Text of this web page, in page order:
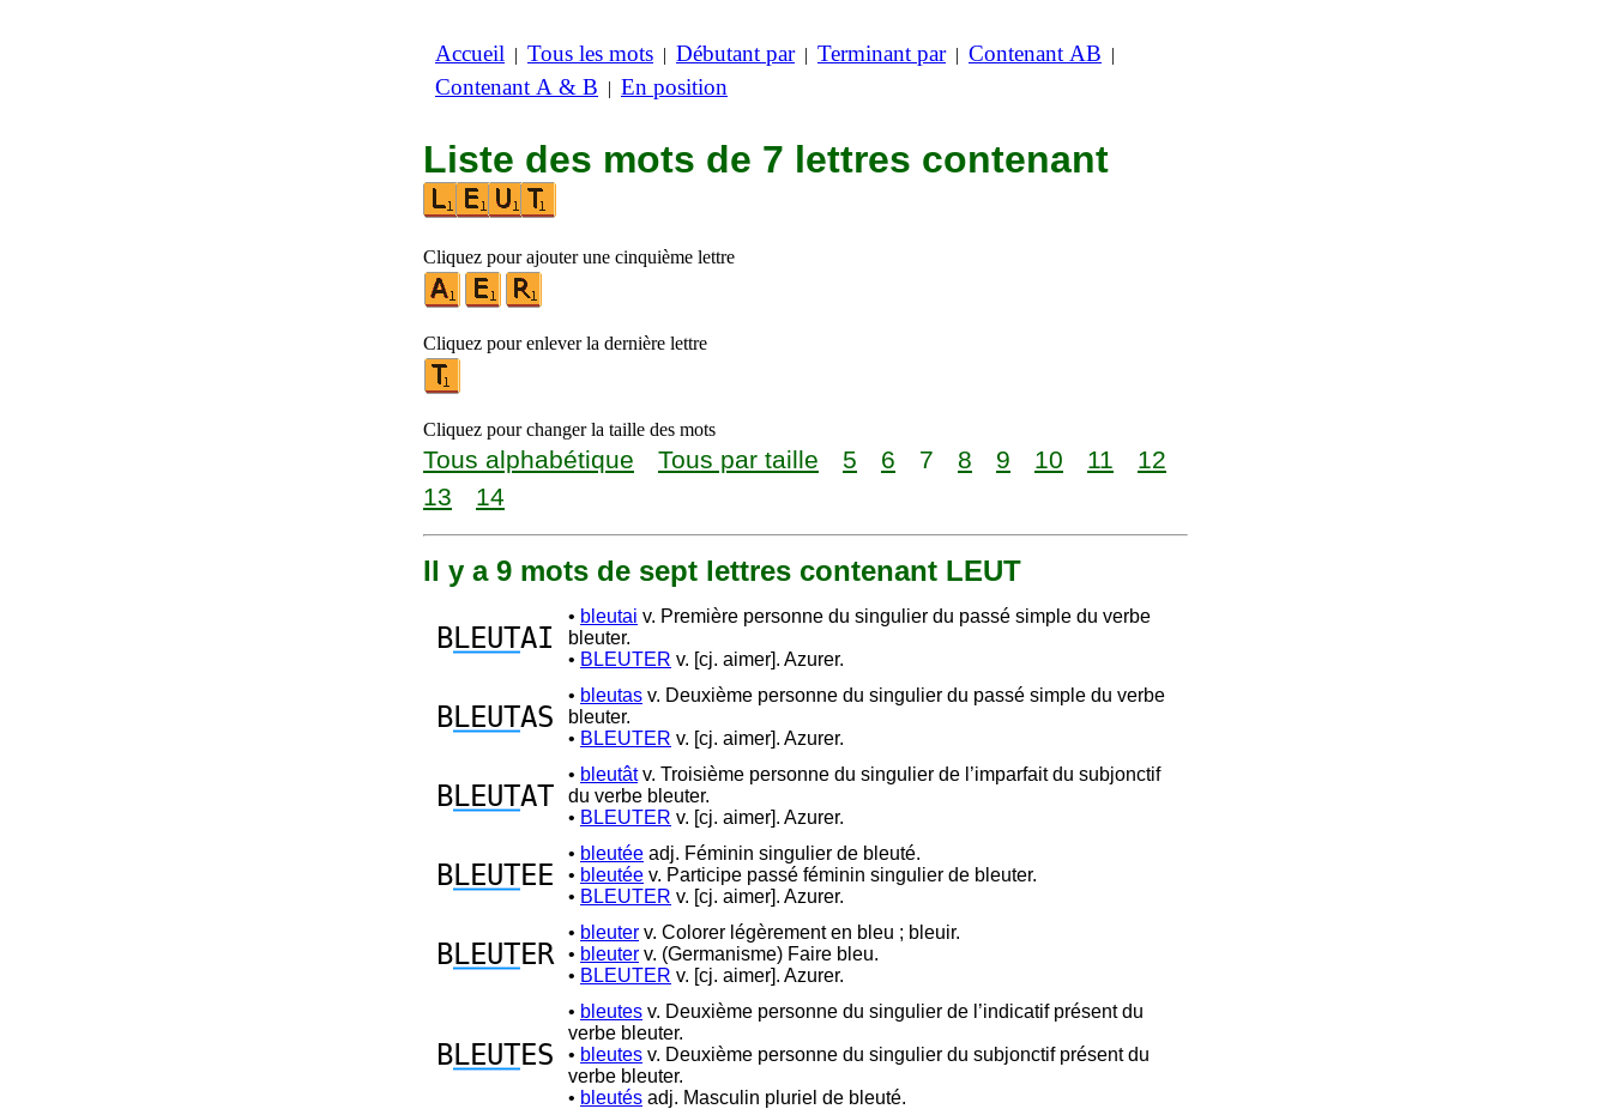
Accueil | Tous les mots | Débutant par| Terminant par| Contenant AB |
Contenant A & B | En position
Liste des mots de 7 lettres contenant
Cliquez pour ajouter une cinquième lettre
Cliquez pour enlever la dernière lettre
Cliquez pour changer la taille des mots
Tous alphabétique Tous par taille 5 6 7 8 9 10 11
12
13
14
Il y a 9 mots de sept lettres contenant LEUT
BLEUTAI
• bleutai v. Première personne du singulier du passé simple du verbe
bleuter.
• BLEUTER v. [cj. aimer]. Azurer.
BLEUTAS
• bleutas v. Deuxième personne du singulier du passé simple du verbe
bleuter.
• BLEUTER v. [cj. aimer]. Azurer.
BLEUTAT
• bleutâtv. Troisième personne du singulier de l’imparfait du subjonctif
du verbe bleuter.
• BLEUTER v. [cj. aimer]. Azurer.
BLEUTEE
• bleutée adj. Féminin singulier de bleuté.
• bleutée v. Participe passé féminin singulier de bleuter.
• BLEUTER v. [cj. aimer]. Azurer.
BLEUTER
• bleuter v. Colorer légèrement en bleu ; bleuir.
• bleuter v. (Germanisme) Faire bleu.
• BLEUTER v. [cj. aimer]. Azurer.
BLEUTES
• bleutes v. Deuxième personne du singulier de l’indicatif présent du
verbe bleuter.
• bleutes v. Deuxième personne du singulier du subjonctif présent du
verbe bleuter.
• bleutés adj. Masculin pluriel de bleuté.